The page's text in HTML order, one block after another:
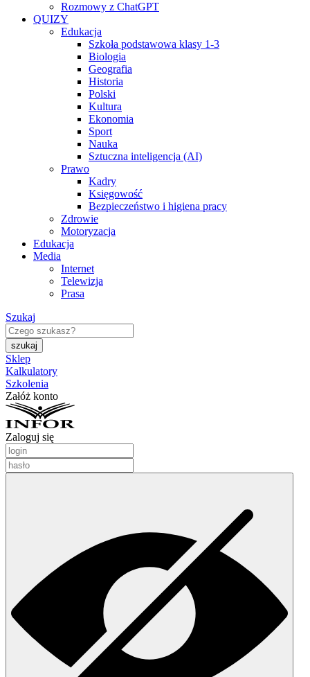
Rozmowy z ChatGPT
QUIZY
Edukacja
Szkoła podstawowa klasy 1-3
Biologia
Geografia
Historia
Polski
Kultura
Ekonomia
Sport
Nauka
Sztuczna inteligencja (AI)
Prawo
Kadry
Księgowość
Bezpieczeństwo i higiena pracy
Zdrowie
Motoryzacja
Edukacja
Media
Internet
Telewizja
Prasa
Szukaj
Sklep
Kalkulatory
Szkolenia
Załóż konto
Zaloguj się